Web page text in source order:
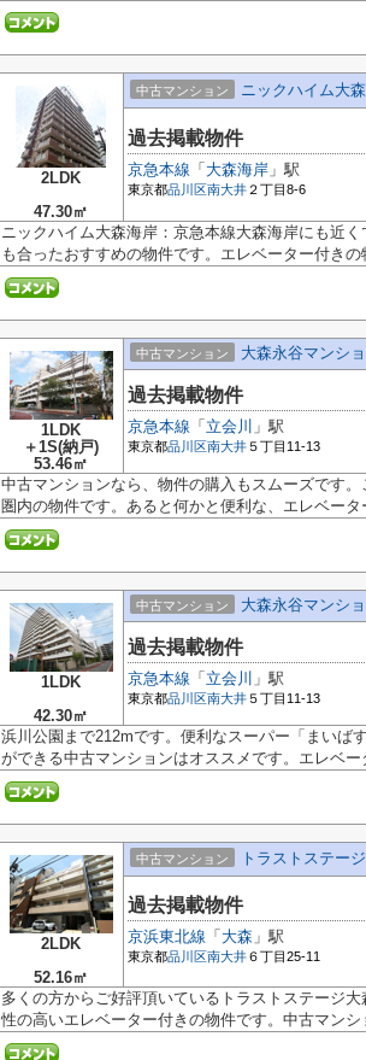
2LDK
47.30㎡
中古マンション ニックハイム大
過去掲載物件
京急本線 「 大森海岸 」駅
東京都品川区南大井 ２丁目8-6
ニックハイム大森海岸：京急本線大森海岸にも近
も合ったおすすめの物件です。エレベーター付き
1LDK
＋1S(納戸)
53.46㎡
中古マンション 大森永谷マンシ
過去掲載物件
京急本線 「 立会川 」駅
東京都品川区南大井 ５丁目11-13
中古マンションなら、物件の購入もスムーズです
圏内の物件です。あると何かと便利な、エレベー
1LDK
42.30㎡
中古マンション 大森永谷マンシ
過去掲載物件
京急本線 「 立会川 」駅
東京都品川区南大井 ５丁目11-13
浜川公園まで212mです。便利なスーパー「まいば
ができる中古マンションはオススメです。エレベ
2LDK
52.16㎡
中古マンション トラストステー
過去掲載物件
京浜東北線 「 大森 」駅
東京都品川区南大井６丁目25-11
多くの方からご好評頂いているトラストステージ
性の高いエレベーター付きの物件です。中古マン